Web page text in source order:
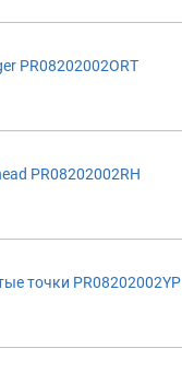
PR08202002ORT
PR08202002RH
точки PR08202002YP